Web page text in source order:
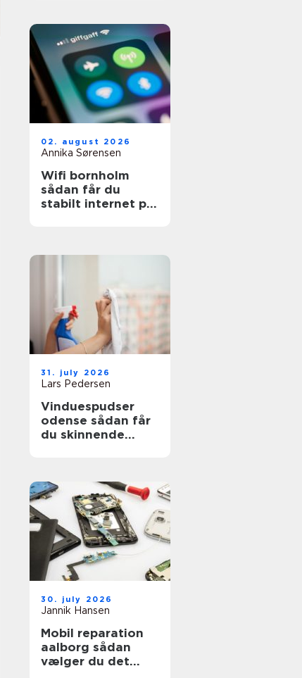
02. august 2026
Annika Sørensen
Wifi bornholm
sådan får du
stabilt internet på
31. july 2026
Lars Pedersen
Vinduespudser
odense sådan får
du skinnende
30. july 2026
Jannik Hansen
Mobil reparation
aalborg sådan
vælger du det